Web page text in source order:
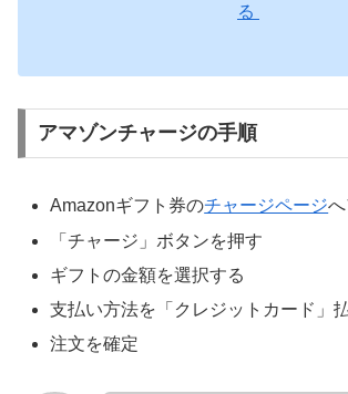
る
アマゾンチャージの手順
Amazonギフト券のチャージページ
「チャージ」ボタンを押す
ギフトの金額を選択する
支払い方法を「クレジットカード」
注文を確定